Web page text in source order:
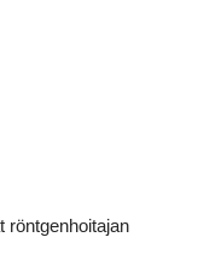
röntgenhoitajan